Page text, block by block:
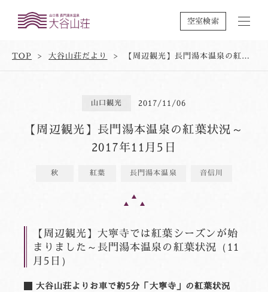
空室検索
TOP 大谷山荘だより 【周辺観光】長門湯本温泉の紅葉状況～2017年11月5日
山口観光 2017/11/06
【周辺観光】長門湯本温泉の紅葉状況～
2017年11月5日
秋 紅葉 長門湯本温泉 音信川
【周辺観光】大寧寺では紅葉シーズンが始
まりました～長門湯本温泉の紅葉状況（11
月5日）
大谷山荘よりお車で約5分「大寧寺」の紅葉状況